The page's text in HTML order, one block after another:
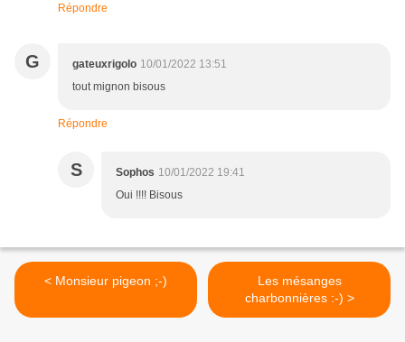
Répondre
G gateuxrigolo 10/01/2022 13:51
tout mignon bisous
Répondre
S Sophos 10/01/2022 19:41
Oui !!!! Bisous
< Monsieur pigeon ;-)
Les mésanges
charbonnières :-) >